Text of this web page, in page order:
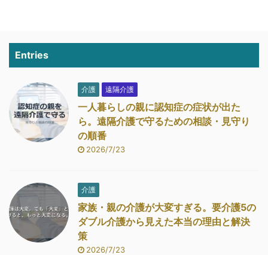
Entries
介護 遠隔介護
一人暮らしの親に認知症の症状が出た
ら。遠隔介護で守るための相談・見守り
の順番
2026/7/23
介護
家族・親の介護が大変すぎる。要介護5の
ダブル介護から見えた本当の理由と解決
策
2026/7/23